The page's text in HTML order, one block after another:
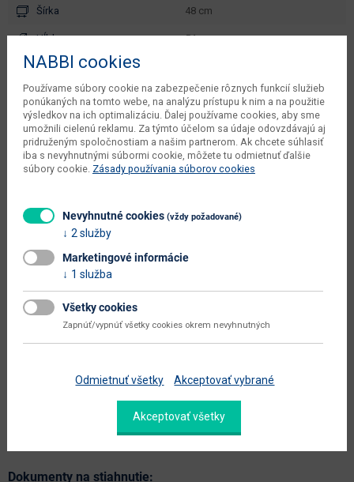
Šírka 48 cm
Hĺbka 54 cm
Výška
váha s obalom dodávateľa 5.875 kg
počet balíkov dodávateľa 1 ks
dodávateľa
0.059 m3
typové označenie K303
výška sedadla (cm)
dodáva sa
montáž
utierať namokro
béžová
béžová
Dokumenty na stiahnutie:
NABBI cookies
Používame súbory cookie na zabezpečenie rôznych funkcií služieb
ponúkaných na tomto webe, na analýzu prístupu k nim a na použitie
výsledkov na ich optimalizáciu. Ďalej používame cookies, aby sme
umožnili cielenú reklamu. Za týmto účelom sa údaje odovzdávajú aj
pridruženým spoločnostiam a našim partnerom. Ak chcete súhlasiť
iba s nevyhnutnými súbormi cookie, môžete tu odmietnuť ďalšie
súbory cookie. Zásady používania súborov cookies
Nevyhnutné cookies (vždy požadované)
2 služby
Marketingové informácie
1 služba
Všetky cookies
Zapnúť/vypnúť všetky cookies okrem nevyhnutných
Odmietnuť všetky Akceptovať vybrané
Akceptovať všetky